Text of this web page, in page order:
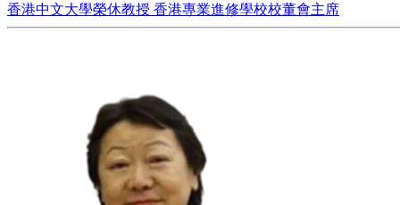
香港中文大學榮休教授 香港專業進修學校校董會主席